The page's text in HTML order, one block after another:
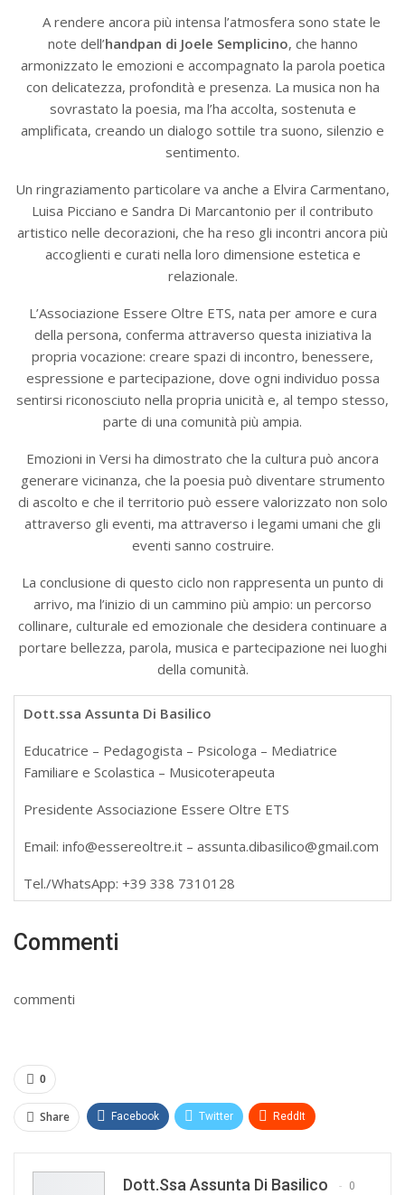
A rendere ancora più intensa l’atmosfera sono state le
note dell’handpan di Joele Semplicino, che hanno
armonizzato le emozioni e accompagnato la parola poetica
con delicatezza, profondità e presenza. La musica non ha
sovrastato la poesia, ma l’ha accolta, sostenuta e
amplificata, creando un dialogo sottile tra suono, silenzio e
sentimento.
Un ringraziamento particolare va anche a Elvira Carmentano,
Luisa Picciano e Sandra Di Marcantonio per il contributo
artistico nelle decorazioni, che ha reso gli incontri ancora più
accoglienti e curati nella loro dimensione estetica e
relazionale.
L’Associazione Essere Oltre ETS, nata per amore e cura
della persona, conferma attraverso questa iniziativa la
propria vocazione: creare spazi di incontro, benessere,
espressione e partecipazione, dove ogni individuo possa
sentirsi riconosciuto nella propria unicità e, al tempo stesso,
parte di una comunità più ampia.
Emozioni in Versi ha dimostrato che la cultura può ancora
generare vicinanza, che la poesia può diventare strumento
di ascolto e che il territorio può essere valorizzato non solo
attraverso gli eventi, ma attraverso i legami umani che gli
eventi sanno costruire.
La conclusione di questo ciclo non rappresenta un punto di
arrivo, ma l’inizio di un cammino più ampio: un percorso
collinare, culturale ed emozionale che desidera continuare a
portare bellezza, parola, musica e partecipazione nei luoghi
della comunità.
Dott.ssa Assunta Di Basilico
Educatrice – Pedagogista – Psicologa – Mediatrice
Familiare e Scolastica – Musicoterapeuta
Presidente Associazione Essere Oltre ETS
Email: info@essereoltre.it – assunta.dibasilico@gmail.com
Tel./WhatsApp: +39 338 7310128
Commenti
commenti
0
Share Facebook Twitter ReddIt
Dott.ssa Assunta Di Basilico 0